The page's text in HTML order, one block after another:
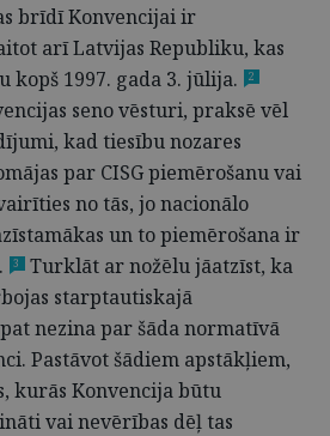
brīdī Konvencijai ir
arī Latvijas Republiku, kas
kopš 1997. gada 3. jūlija.
2
seno vēsturi, praksē vēl
kad tiesību nozares
par CISG piemērošanu vai
no tās, jo nacionālo
un to piemērošana ir
3
Turklāt ar nožēlu jāatzīst, ka
starptautiskajā
nezina par šāda normatīvā
Pastāvot šādiem apstākļiem,
kurās Konvencija būtu
vai nevērības dēļ tas